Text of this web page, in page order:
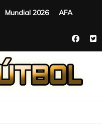
Mundial 2026 AFA